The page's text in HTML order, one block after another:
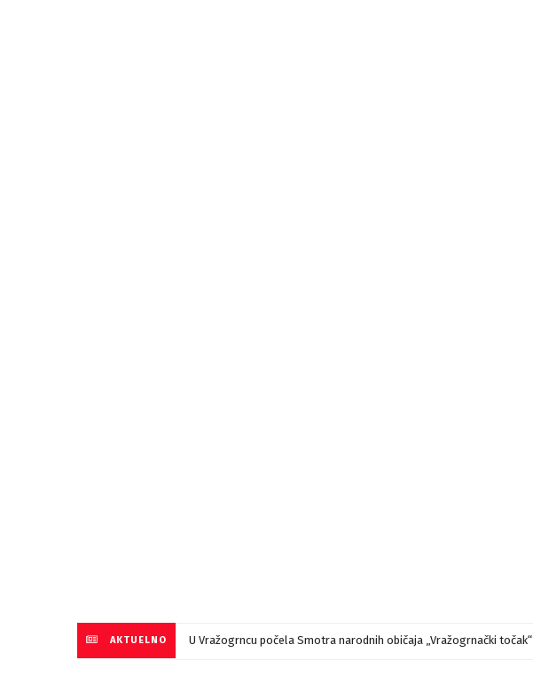
AKTUELNO U Vražogrncu počela Smotra narodnih običaja „Vražogrnački točak“